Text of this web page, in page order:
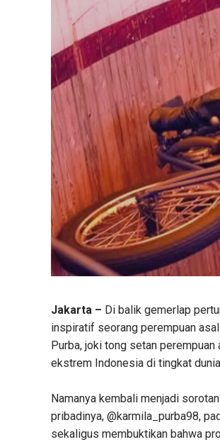
Jakarta – Di balik gemerlap
inspiratif seorang perempuan
Purba, joki tong setan
ekstrem Indonesia di tingkat
Namanya kembali menjadi
pribadinya, @karmila_purba98,
sekaligus membuktikan bahwa